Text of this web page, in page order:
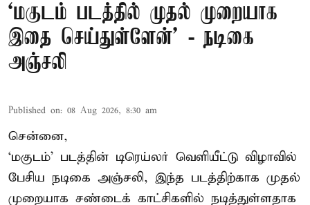
‘மகுடம் படத்தில் முதல் முறையாக
இதை செய்துள்ளேன்’ - நடிகை
அஞ்சலி
Published on: 08 Aug 2026, 8:30 am
சென்னை,
‘மகுடம்’ படத்தின் டிரெய்லர் வெளியீட்டு விழாவில்
பேசிய நடிகை அஞ்சலி, இந்த படத்திற்காக முதல்
முறையாக சண்டைக் காட்சிகளில் நடித்துள்ளதாக